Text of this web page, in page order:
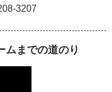
3207
ムまでの道のり